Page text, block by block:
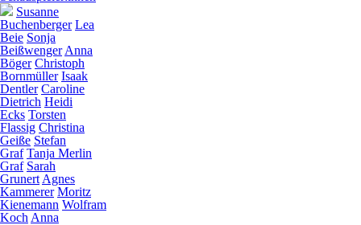
Susanne
Buchenberger Lea
Beie Sonja
Beißwenger Anna
Böger Christoph
Bornmüller Isaak
Dentler Caroline
Dietrich Heidi
Ecks Torsten
Flassig Christina
Geiße Stefan
Graf Tanja Merlin
Graf Sarah
Grunert Agnes
Kammerer Moritz
Kienemann Wolfram
Koch Anna